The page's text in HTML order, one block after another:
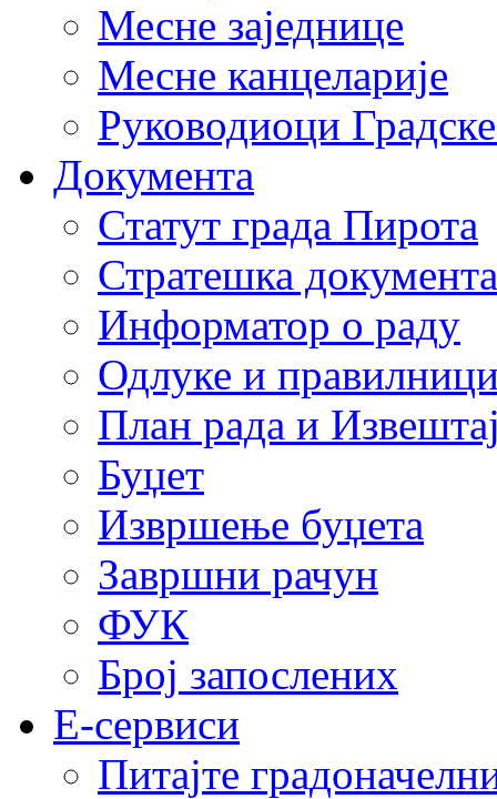
Месне заједнице
Месне канцеларије
Руководиоци
Документа
Статут града Пирота
Стратешка документа
Информатор о раду
Одлуке и
План рада и
Буџет
Извршење буџета
Завршни рачун
ФУК
Број запослених
E-сервиси
Питајте